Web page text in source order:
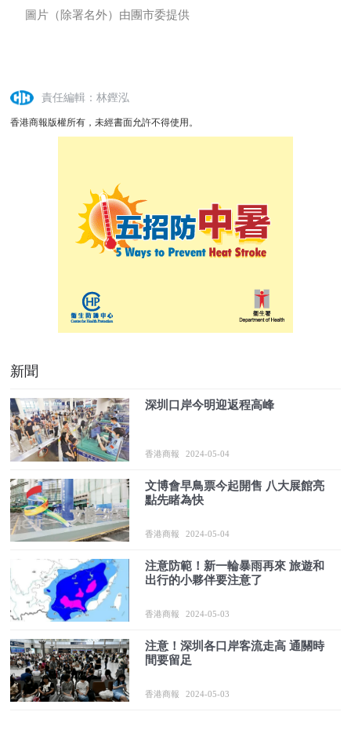
圖片（除署名外）由團市委提供
責任編輯：林鏗泓
香港商報版權所有，未經書面允許不得使用。
新聞
深圳口岸今明迎返程高峰
香港商報 2024-05-04
文博會早鳥票今起開售 八大展館亮
點先睹為快
香港商報 2024-05-04
注意防範！新一輪暴雨再來 旅遊和
出行的小夥伴要注意了
香港商報 2024-05-03
注意！深圳各口岸客流走高 通關時
間要留足
香港商報 2024-05-03